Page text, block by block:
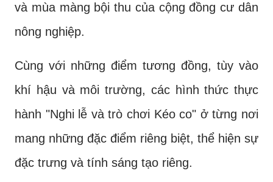
và mùa màng bội thu của cộng đồng cư dân
nông nghiệp.
Cùng với những điểm tương đồng, tùy vào
khí hậu và môi trường, các hình thức thực
hành "Nghi lễ và trò chơi Kéo co" ở từng nơi
mang những đặc điểm riêng biệt, thể hiện sự
đặc trưng và tính sáng tạo riêng.